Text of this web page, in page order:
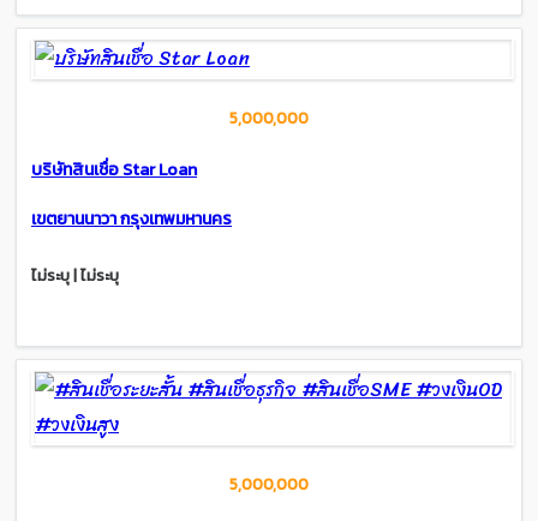
5,000,000
บริษัทสินเชื่อ Star Loan
เขตยานนาวา กรุงเทพมหานคร
ไม่ระบุ | ไม่ระบุ
5,000,000